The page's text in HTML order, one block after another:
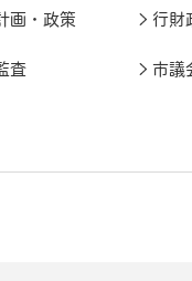
画・政策 行財
査 市議